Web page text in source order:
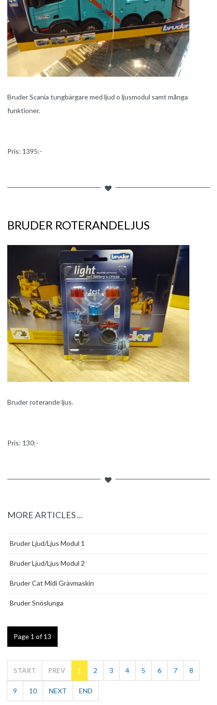
Bruder Scania tungbärgare med ljud o ljusmodul samt många
funktioner.
Pris: 1395:-
BRUDER ROTERANDELJUS
Bruder roterande ljus.
Pris: 130:-
MORE ARTICLES ...
Bruder Ljud/Ljus Modul 1
Bruder Ljud/Ljus Modul 2
Bruder Cat Midi Grävmaskin
Bruder Snöslunga
Page 1 of 13
START PREV 1 2 3 4 5 6 7 8
9 10 NEXT END